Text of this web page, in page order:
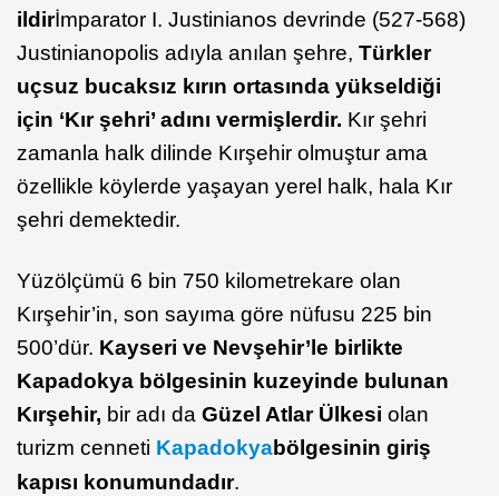
ildirİmparator I. Justinianos devrinde (527-568)
Justinianopolis adıyla anılan şehre, Türkler
uçsuz bucaksız kırın ortasında yükseldiği
için ‘Kır şehri’ adını vermişlerdir. Kır şehri
zamanla halk dilinde Kırşehir olmuştur ama
özellikle köylerde yaşayan yerel halk, hala Kır
şehri demektedir.
Yüzölçümü 6 bin 750 kilometrekare olan
Kırşehir’in, son sayıma göre nüfusu 225 bin
500’dür. Kayseri ve Nevşehir’le birlikte
Kapadokya bölgesinin kuzeyinde bulunan
Kırşehir, bir adı da Güzel Atlar Ülkesi olan
turizm cenneti Kapadokyabölgesinin giriş
kapısı konumundadır.